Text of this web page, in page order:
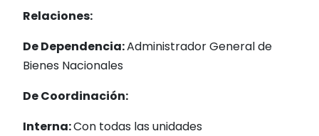
Relaciones:
De Dependencia:Administrador General de
Bienes Nacionales
De Coordinación:
Interna:Con todas las unidades